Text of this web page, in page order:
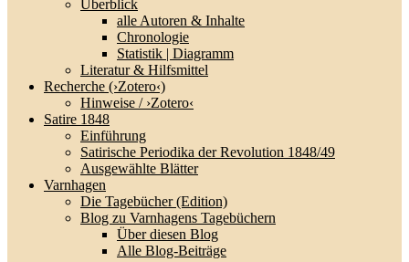
Überblick
alle Autoren & Inhalte
Chronologie
Statistik | Diagramm
Literatur & Hilfsmittel
Recherche (›Zotero‹)
Hinweise / ›Zotero‹
Satire 1848
Einführung
Satirische Periodika der Revolution 1848/49
Ausgewählte Blätter
Varnhagen
Die Tagebücher (Edition)
Blog zu Varnhagens Tagebüchern
Über diesen Blog
Alle Blog-Beiträge